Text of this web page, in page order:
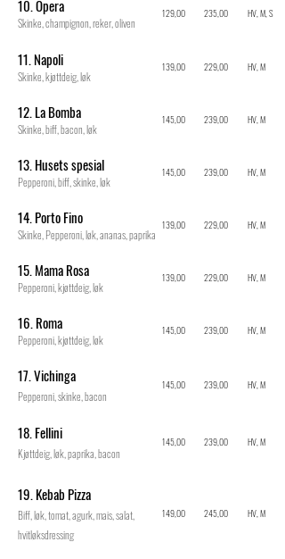
10. Opera
Skinke, champignon, reker, oliven
129,00 235,00 HV, M, S
11. Napoli
Skinke, kjøttdeig, løk
139,00 229,00 HV, M
12. La Bomba
Skinke, biff, bacon, løk
145,00 239,00 HV, M
13. Husets spesial
Pepperoni, biff, skinke, løk
145,00 239,00 HV, M
14. Porto Fino
Skinke, Pepperoni, løk, ananas, paprika
139,00 229,00 HV, M
15. Mama Rosa
Pepperoni, kjøttdeig, løk
139,00 229,00 HV, M
16. Roma
Pepperoni, kjøttdeig, løk
145,00 239,00 HV, M
17. Vichinga
Pepperoni, skinke, bacon
145,00 239,00 HV, M
18. Fellini
Kjøttdeig, løk, paprika, bacon
145,00 239,00 HV, M
19. Kebab Pizza
Biff, løk, tomat, agurk, mais, salat,
hvitløksdressing
149,00 245,00 HV, M